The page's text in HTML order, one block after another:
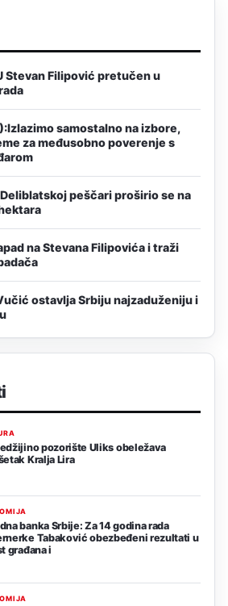
Stevan Filipović pretučen u
samostalno na izbore,
za međusobno poverenje s
peščari proširio se na
na Stevana Filipovića i traži
ostavlja Srbiju najzaduženiju i
pozorište Uliks obeležava
Kralja Lira
banka Srbije: Za 14 godina rada
Tabaković obezbeđeni rezultati u
građana i